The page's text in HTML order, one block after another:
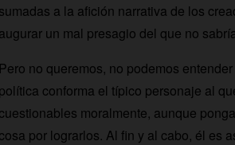
sumadas a la afición narrativa de los
augurar un mal presagio del que no
Pero no queremos, no podemos
política conforma el típico personaje al
cuestionables moralmente, aunque
cosa por lograrlos. Al fin y al cabo, él es